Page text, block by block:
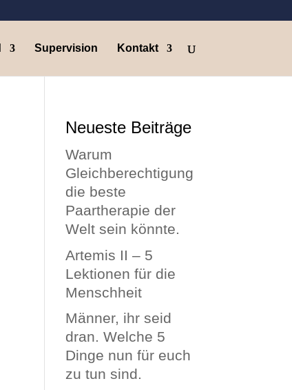
Supervision Kontakt
Neueste Beiträge
Warum
Gleichberechtigung
die beste
Paartherapie der
Welt sein könnte.
Artemis II – 5
Lektionen für die
Menschheit
Männer, ihr seid
dran. Welche 5
Dinge nun für euch
zu tun sind.